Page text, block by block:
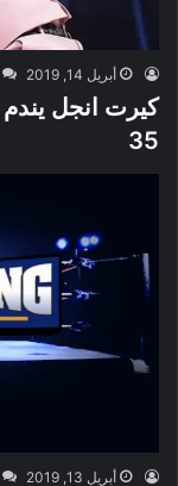
أبريل 14, 2019
كيرت انجل يندم
35
أبريل 13, 2019